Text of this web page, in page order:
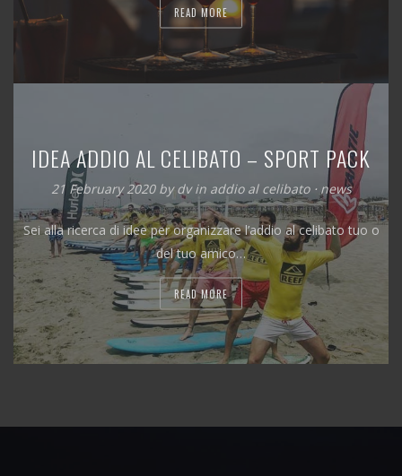
READ MORE
IDEA ADDIO AL CELIBATO – SPORT PACK
21 February 2020 bydvin addio al celibato⋅ news
Sei alla ricerca di idee per organizzare l’addio al celibato tuo o
del tuo amico…
READ MORE